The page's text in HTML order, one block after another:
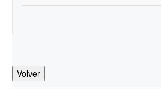
Volver